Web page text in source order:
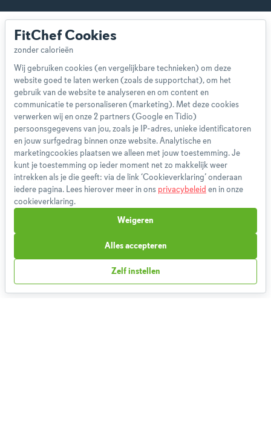
Over ons
Team
App
Blog
Disclaimer
Gebruikersvoorwaarden
Methodologie
Privacybeleid
Cookieverklaring
Betaalmethoden
Klachtenprocedure
Partnerprogramma
FitChef Cookies
Wij gebruiken cookies (en vergelijkbare technieken) om deze
website goed te laten werken (zoals de supportchat), om het
gebruik van de website te analyseren en om content en
communicatie te personaliseren (marketing). Met deze cookies
verwerken wij en onze 2 partners (Google en Tidio)
persoonsgegevens van jou, zoals je IP-adres, unieke identificatoren
en jouw surfgedrag binnen onze website. Analytische en
marketingcookies plaatsen we alleen met jouw toestemming. Je
kunt je toestemming op ieder moment net zo makkelijk weer
intrekken als je die geeft: via de link ‘Cookieverklaring’ onderaan
iedere pagina. Lees hierover meer in ons privacybeleid en in onze
cookieverklaring.
Zelf instellen
Weigeren
Alles accepteren